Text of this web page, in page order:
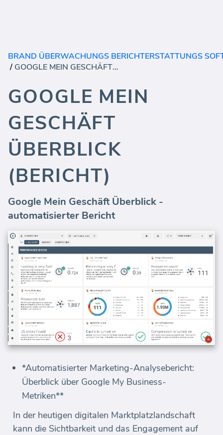
BRAND ÜBERWACHUNGS BERICHTERSTATTUNGS
/
GOOGLE MEIN GESCHÄFT ÜBERBLICK (BERICHT)
GOOGLE MEIN
GESCHÄFT
ÜBERBLICK
(BERICHT)
Google Mein Geschäft Überblick -
automatisierter Bericht
*Automatisierter Marketing-Analysebericht:
Überblick über Google My Business-
Metriken**
In der heutigen digitalen Marktplatzlandschaft
kann die Sichtbarkeit und das Engagement auf